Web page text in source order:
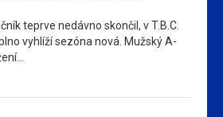
teprve nedávno skončil, v T.B.C.
vyhlíží sezóna nová. Mužský A-